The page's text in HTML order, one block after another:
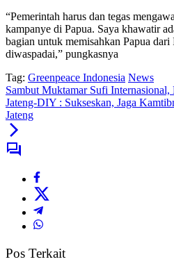
“Pemerintah harus dan tegas
kampanye di Papua. Saya khawatir
bagian untuk memisahkan Papua
diwaspadai,” pungkasnya
Tag: Greenpeace Indonesia News
Sambut Muktamar Sufi
Jateng-DIY : Sukseskan, Jaga
Jateng
Pos Terkait